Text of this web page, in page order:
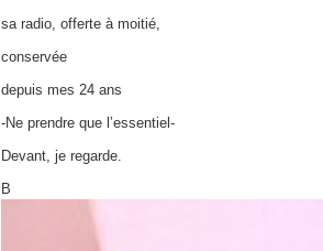
sa radio, offerte à moitié,
conservée
depuis mes 24 ans
-Ne prendre que l’essentiel-
Devant, je regarde.
B